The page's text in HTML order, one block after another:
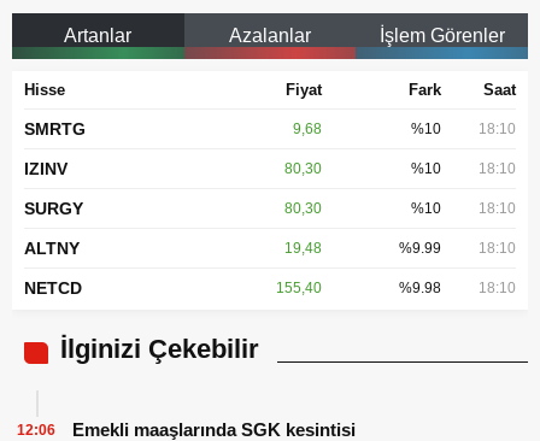
Artanlar Azalanlar İşlem Görenler
Hisse Fiyat Fark Saat
SMRTG 9,68 %10 18:10
IZINV 80,30 %10 18:10
SURGY 80,30 %10 18:10
ALTNY 19,48 %9.99 18:10
NETCD 155,40 %9.98 18:10
İlginizi Çekebilir
Emekli maaşlarında SGK kesintisi
12:06